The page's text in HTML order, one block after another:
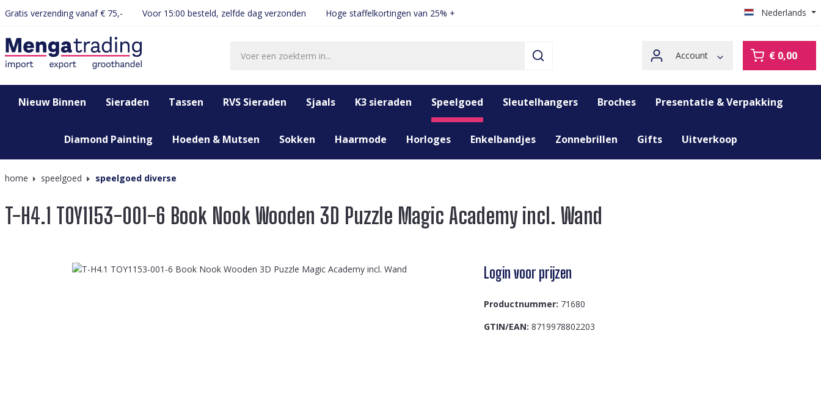
Ga naar de hoofdnavigatie
Gratis verzending vanaf € 75,- Voor 15:00 besteld, zelfde dag verzonden Hoge staffelkortingen van 25% + Nederlands
Account € 0,00
Nieuw Binnen Sieraden Tassen RVS Sieraden Sjaals K3 sieraden Speelgoed Sleutelhangers Broches Presentatie & Verpakking
Diamond Painting Hoeden & Mutsen Sokken Haarmode Horloges Enkelbandjes Zonnebrillen Gifts Uitverkoop
home speelgoed speelgoed diverse
T-H4.1 TOY1153-001-6 Book Nook Wooden 3D Puzzle Magic Academy incl. Wand
Afbeeldingengalerij overslaan Login voor prijzen
Productnummer: 71680
GTIN/EAN: 8719978802203